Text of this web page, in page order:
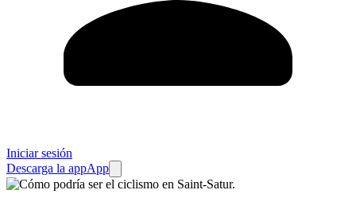
Iniciar sesión
Descarga la appApp